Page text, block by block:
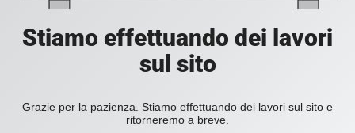
Stiamo effettuando dei lavori
sul sito
Grazie per la pazienza. Stiamo effettuando dei lavori sul sito e
ritorneremo a breve.